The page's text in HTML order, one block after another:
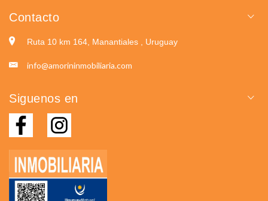
Contacto
Ruta 10 km 164, Manantiales , Uruguay
info@amorininmobiliaria.com
Siguenos en